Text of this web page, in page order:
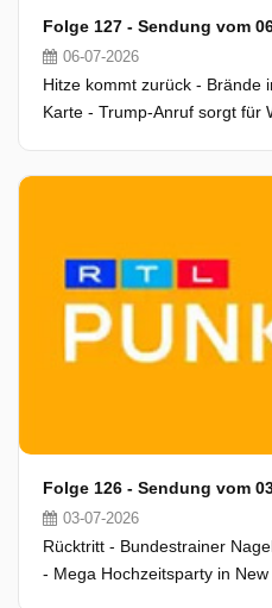
Folge 127 - Sendung vom
06-07-2026
Hitze kommt zurück - Brände
Karte - Trump-Anruf sorgt für
Folge 126 - Sendung vom
03-07-2026
Rücktritt - Bundestrainer
- Mega Hochzeitsparty in New